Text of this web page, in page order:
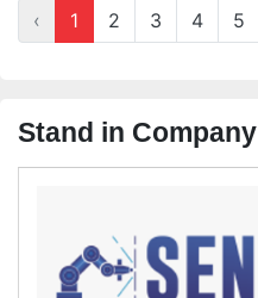
‹ 1 2 3 4 5
Stand in Company